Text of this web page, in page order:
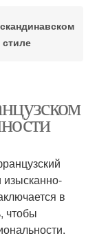
стиле
в
чтобы